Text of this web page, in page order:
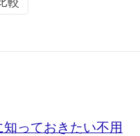
っておきたい不用